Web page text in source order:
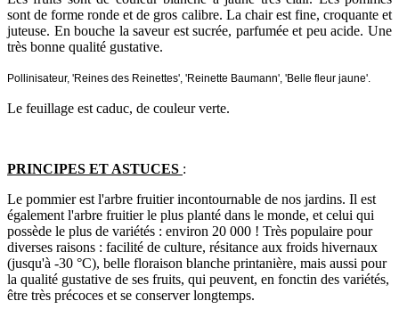
sont de forme ronde et de gros calibre. La chair est fine, croquante et
juteuse. En bouche la saveur est sucrée, parfumée et peu acide. Une
très bonne qualité gustative.
Pollinisateur, 'Reines des Reinettes', 'Reinette Baumann', 'Belle fleur jaune'.
Le feuillage est caduc, de couleur verte.
PRINCIPES ET ASTUCES :
Le pommier est l'arbre fruitier incontournable de nos jardins. Il est
également l'arbre fruitier le plus planté dans le monde, et celui qui
possède le plus de variétés : environ 20 000 ! Très populaire pour
diverses raisons : facilité de culture, résitance aux froids hivernaux
(jusqu'à -30 °C), belle floraison blanche printanière, mais aussi pour
la qualité gustative de ses fruits, qui peuvent, en fonctin des variétés,
être très précoces et se conserver longtemps.